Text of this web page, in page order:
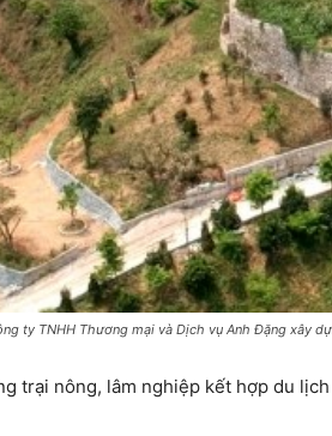
ty TNHH Thương mại và Dịch vụ Anh Đặng xây
trại nông, lâm nghiệp kết hợp du